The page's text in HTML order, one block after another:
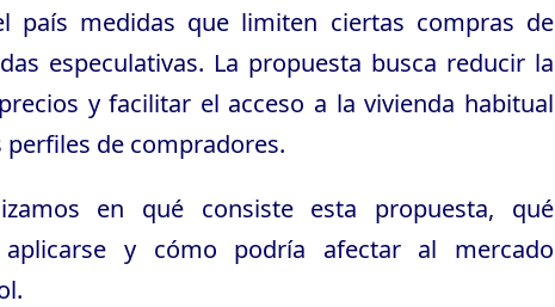
país medidas que limiten ciertas compras de
especulativas. La propuesta busca reducir la
y facilitar el acceso a la vivienda habitual
de compradores.
en qué consiste esta propuesta, qué
y cómo podría afectar al mercado